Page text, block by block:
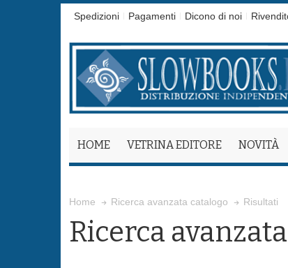
Spedizioni Pagamenti Dicono di noi
HOME VETRINA EDITORE NOVITÀ
Home Ricerca avanzata catalogo Risultati
Ricerca